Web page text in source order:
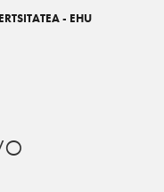
- EHU